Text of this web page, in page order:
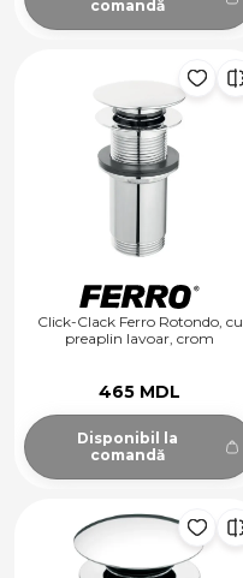
comandă
Click-Clack Ferro Rotondo, cu
preaplin lavoar, crom
465 MDL
Disponibil la
comandă